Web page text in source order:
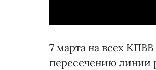
7 марта на всех
пересечению линии